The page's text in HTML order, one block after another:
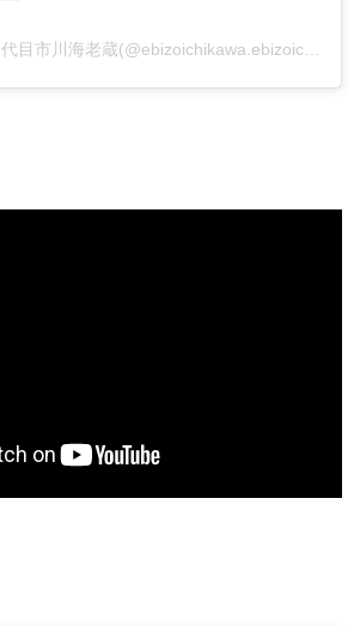
Ichikawa Ebizo 十一代目市川海老蔵(@ebizoichikawa.ebizoichikawa)がシェアした投稿